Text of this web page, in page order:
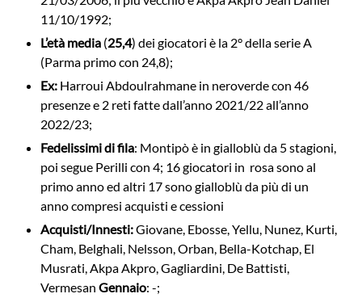
11/10/1992;
L’età media (25,4) dei giocatori è la 2° della serie A
(Parma primo con 24,8);
Ex: Harroui Abdoulrahmane in neroverde con 46
presenze e 2 reti fatte dall’anno 2021/22 all’anno
2022/23;
Fedelissimi di fila: Montipò è in gialloblù da 5 stagioni,
poi segue Perilli con 4; 16 giocatori in rosa sono al
primo anno ed altri 17 sono gialloblù da più di un
anno compresi acquisti e cessioni
Acquisti/Innesti:Giovane, Ebosse, Yellu, Nunez, Kurti,
Cham, Belghali, Nelsson, Orban, Bella-Kotchap, El
Musrati, Akpa Akpro, Gagliardini, De Battisti,
Vermesan Gennaio: -;